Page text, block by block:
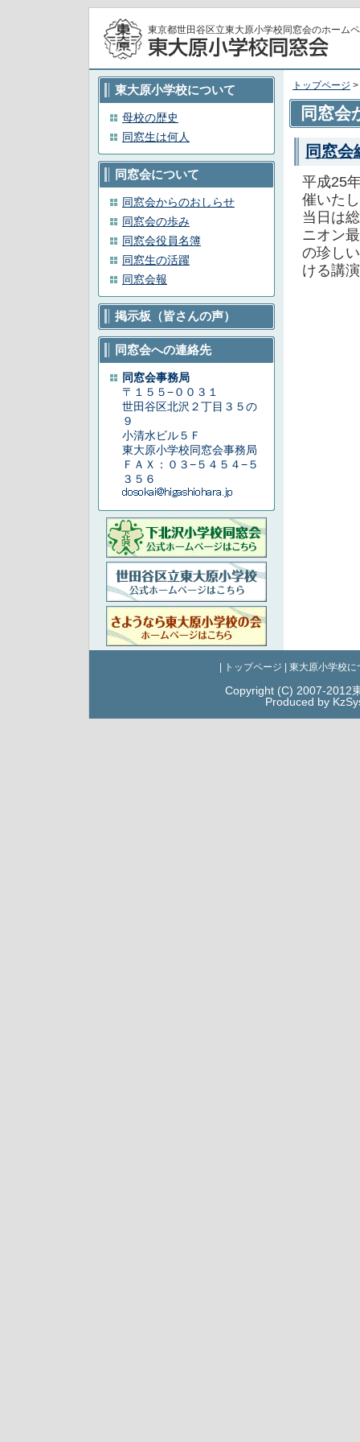
東京都世田谷区立東大原小学校同窓会のホーム
トップページ >
同窓会
同窓会
平成25
催いた
当日は
ニオン
の珍し
ける講
東大原小学校について
母校の歴史
同窓生は何人
同窓会について
同窓会からのおしらせ
同窓会の歩み
同窓会役員名簿
同窓生の活躍
同窓会報
掲示板（皆さんの声）
同窓会への連絡先
同窓会事務局
〒１５５−００３１
世田谷区北沢２丁目３５の
９
小清水ビル５Ｆ
東大原小学校同窓会事務局
ＦＡＸ：０３−５４５４−５
３５６
トップページ 東大原小学校に
Copyright (C) 2007-2012
Produced by